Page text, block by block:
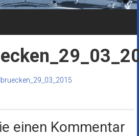
einen Kommentar